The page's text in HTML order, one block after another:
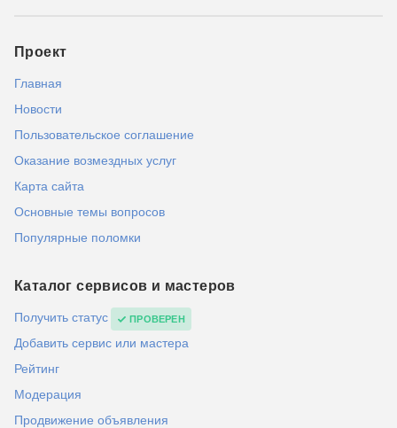
Проект
Главная
Новости
Пользовательское соглашение
Оказание возмездных услуг
Карта сайта
Основные темы вопросов
Популярные поломки
Каталог сервисов и мастеров
Получить статус ПРОВЕРЕН
Добавить сервис или мастера
Рейтинг
Модерация
Продвижение объявления